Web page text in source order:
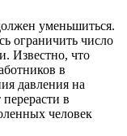
уменьшиться.
ограничить число
Известно, что
в
давления на
в
человек